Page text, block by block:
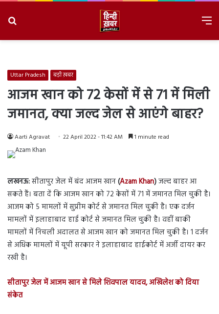
Uttar Pradesh बड़ी ख़बर
आजम खान को 72 केसों में से 71 में मिली
जमानत, क्या जल्द जेल से आएंगे बाहर?
Aarti Agravat 22 April 2022 - 11:42 AM 1 minute read
लखनऊ:सीतापुर जेल में बंद आजम खान(Azam Khan)जल्द बाहर आ
सकते हैं। बता दें कि आजम खान को 72 केसों में 71 में जमानत मिल चुकी है।
आजम को 5 मामलों में सुप्रीम कोर्ट से जमानत मिल चुकी है। एक दर्जन
मामलों में इलाहाबाद हाई कोर्ट से जमानत मिल चुकी है। वहीं बाकी
मामलों में निचली अदालत से आजम खान को जमानत मिल चुकी है। 1 दर्जन
से अधिक मामलों में यूपी सरकार ने इलाहाबाद हाईकोर्ट में अर्जी दायर कर
रखी है।
सीतापुर जेल में आजम खान से मिले शिवपाल यादव, अखिलेश को दिया
संकेत